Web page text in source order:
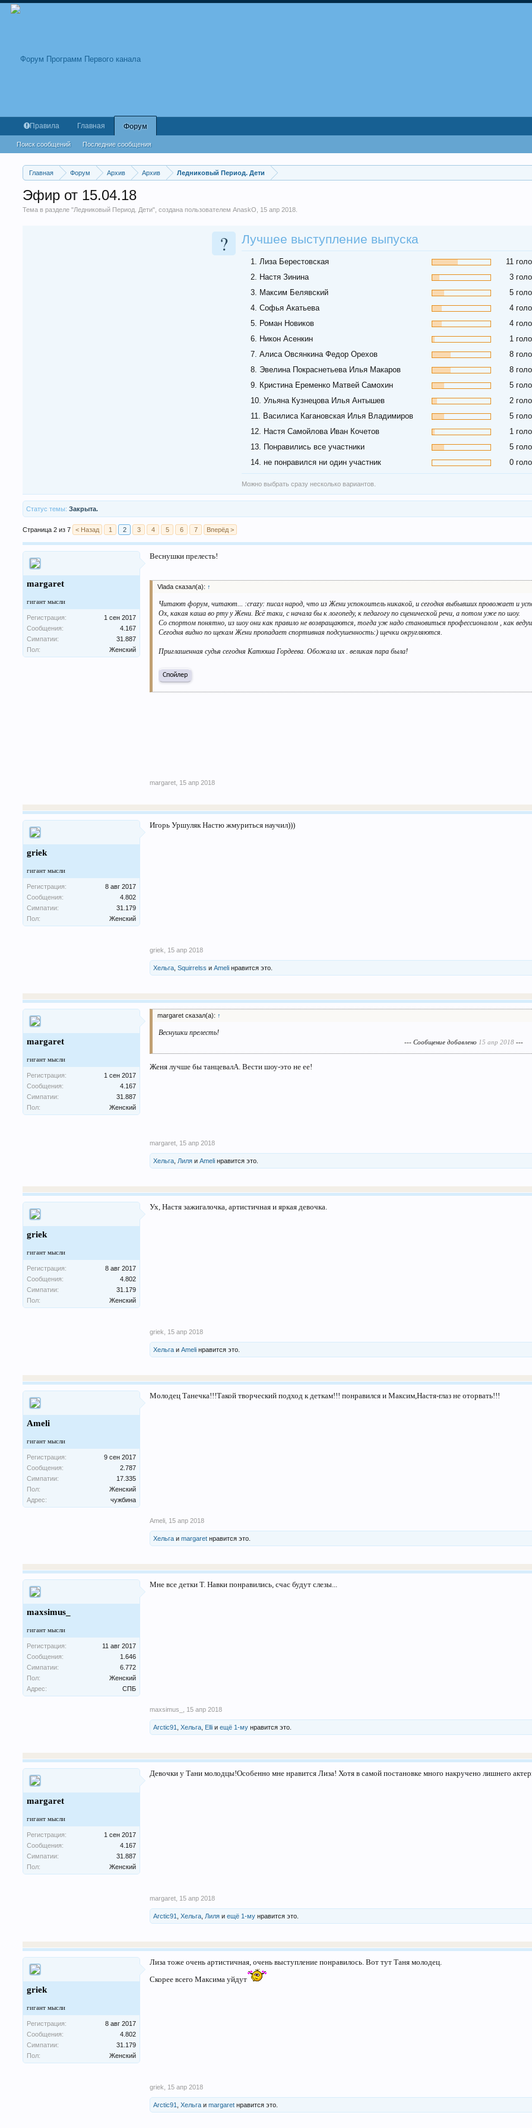
Главная Форум Архив Архив Ледниковый Период. Дети
Эфир от 15.04.18
Тема в разделе "Ледниковый Период. Дети", создана пользователемAnaskO 15 апр 2018
? Лучшее выступление выпуска
1. Лиза Берестовская
11
2. Настя Зинина
3
3. Максим Белявский
5
4. Софья Акатьева
4
5. Роман Новиков
4
6. Никон Асенкин
1
7. Алиса Овсянкина Федор Орехов
8
8. Эвелина Покраснетьева Илья Макаров
8
9. Кристина Еременко Матвей Самохин
5
10. Ульяна Кузнецова Илья Антышев
2
11. Василиса Кагановская Илья Владимиров
5
12. Настя Самойлова Иван Кочетов
1
13. Понравились все участники
5
14. не понравился ни один участник
0
Можно выбрать сразу несколько вариантов.
Статус темы: Закрыта.
Страница 2 из 7 < Назад 1 2 3 4 5 6 7 Вперёд >
margaret
гигант мысли
Регистрация:
1 сен 2017
Сообщения:
4.167
Симпатии:
31.887
Пол:
Женский
Веснушки прелесть!
Vlada сказал(а): ↑
Читают форум, читают... :crazy: писал народ, что из Жени успокоитель никакой, и сегодня выбывших провожает и
Ох, какая каша во рту у Жени. Всё таки, с начала бы к логопеду, к педагогу по сценической речи, а потом уже по шоу.
Со спортом понятно, из шоу они как правило не возвращаются, тогда уж надо становиться профессионалом , как
Сегодня видно по щекам Жени пропадает спортивная подсушенность:) щечки округляются.
Приглашенная судья сегодня Катюша Гордеева. Обожала их . великая пара была!
Спойлер
margaret 15 апр 2018
griek
гигант мысли
Регистрация:
8 авг 2017
Сообщения:
4.802
Симпатии:
31.179
Пол:
Женский
Игорь Уршуляк Настю жмуриться научил)))
griek 15 апр 2018
Хельга ,Squirrelss иAmeli нравится это.
margaret
гигант мысли
Регистрация:
1 сен 2017
Сообщения:
4.167
Симпатии:
31.887
Пол:
Женский
margaret сказал(а): ↑
Веснушки прелесть!
--- Сообщение добавлено 15 апр 2018 ---
Женя лучше бы танцевалА. Вести шоу-это не ее!
margaret 15 апр 2018
Хельга Лиля иAmeli нравится это.
griek
гигант мысли
Регистрация:
8 авг 2017
Сообщения:
4.802
Симпатии:
31.179
Пол:
Женский
Ух, Настя зажигалочка, артистичная и яркая девочка.
griek 15 апр 2018
Хельга иAmeli нравится это.
Ameli
гигант мысли
Регистрация:
9 сен 2017
Сообщения:
2.787
Симпатии:
17.335
Пол:
Женский
Адрес:
чужбина
Молодец Танечка!!!Такой творческий подход к деткам!!! понравился и Максим,Настя-глаз не оторвать!!!
Ameli 15 апр 2018
Хельга иmargaret нравится это.
maxsimus_
гигант мысли
Регистрация:
11 авг 2017
Сообщения:
1.646
Симпатии:
6.772
Пол:
Женский
Адрес:
СПБ
Мне все детки Т. Навки понравились, счас будут слезы...
maxsimus_ 15 апр 2018
Arctic91 ,Хельга Elli иещё 1-му нравится это.
margaret
гигант мысли
Регистрация:
1 сен 2017
Сообщения:
4.167
Симпатии:
31.887
Пол:
Женский
Девочки у Тани молодцы!Особенно мне нравится Лиза! Хотя в самой постановке много накручено лишнего
margaret 15 апр 2018
Arctic91 ,Хельга Лиля иещё 1-му нравится это.
griek
гигант мысли
Регистрация:
8 авг 2017
Сообщения:
4.802
Симпатии:
31.179
Пол:
Женский
Лиза тоже очень артистичная, очень выступление понравилось. Вот тут Таня молодец.
Скорее всего Максима уйдут
griek 15 апр 2018
Arctic91 ,Хельга иmargaret нравится это.
Правила Главная Форум
Поиск сообщений Последние сообщения